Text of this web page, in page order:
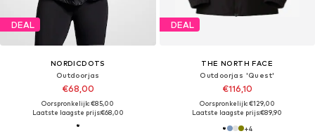
DEAL
NORDICDOTS
Outdoorjas
€68,00
Oorspronkelijk: €85,00
Laatste laagste prijs:€68,00
DEAL
THE NORTH FACE
Outdoorjas 'Quest'
€116,10
Oorspronkelijk: €129,00
Laatste laagste prijs:€89,90
+4